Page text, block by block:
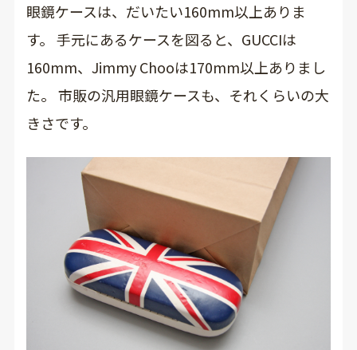
眼鏡ケースは、だいたい160mm以上ありま
す。 手元にあるケースを図ると、GUCCIは
160mm、Jimmy Chooは170mm以上ありまし
た。 市販の汎用眼鏡ケースも、それくらいの大
きさです。